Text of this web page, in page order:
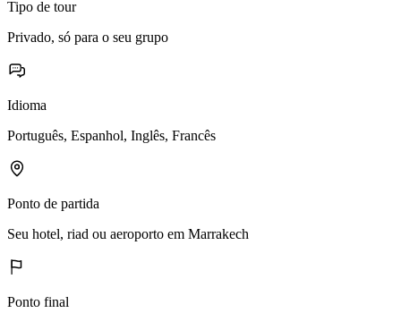
Tipo de tour
Privado, só para o seu grupo
Idioma
Português, Espanhol, Inglês, Francês
Ponto de partida
Seu hotel, riad ou aeroporto em Marrakech
Ponto final